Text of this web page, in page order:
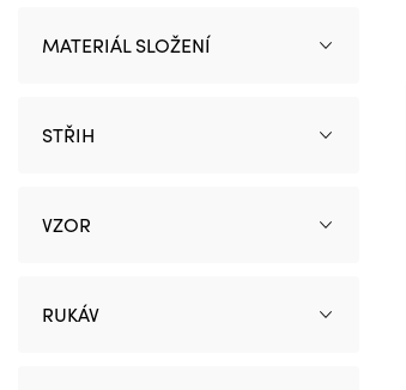
XXLT
MATERIÁL SLOŽENÍ
STŘIH
VZOR
RUKÁV